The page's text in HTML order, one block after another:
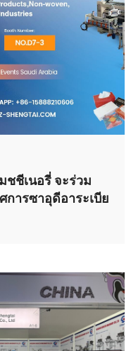
ชชีเนอรี่ จะร่วม
ารซาอุดีอาระเบีย